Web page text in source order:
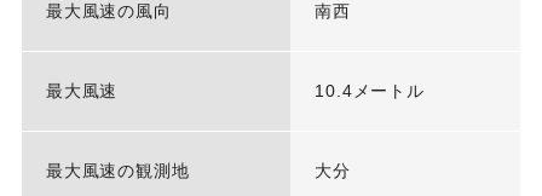
最大風速の風向 南西
最大風速 10.4メートル
最大風速の観測地 大分